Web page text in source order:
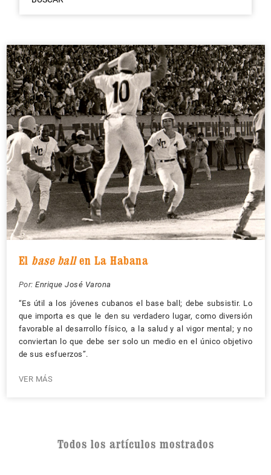
El base ballen La Habana
Por: Enrique José Varona
“Es útil a los jóvenes cubanos el base ball; debe subsistir. Lo
que importa es que le den su verdadero lugar, como diversión
favorable al desarrollo físico, a la salud y al vigor mental; y no
conviertan lo que debe ser solo un medio en el único objetivo
de sus esfuerzos”.
VER MÁS
Todos los artículos mostrados